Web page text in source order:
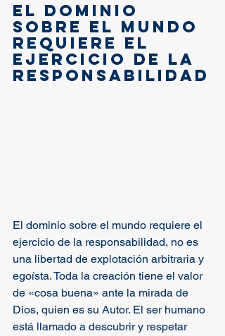
El dominio
sobre el mundo
requiere el
ejercicio de la
responsabilidad
El dominio sobre el mundo requiere el
ejercicio de la responsabilidad, no es
una libertad de explotación arbitraria y
egoísta. Toda la creación tiene el valor
de «cosa buena» ante la mirada de
Dios, quien es su Autor. El ser humano
está llamado a descubrir y respetar